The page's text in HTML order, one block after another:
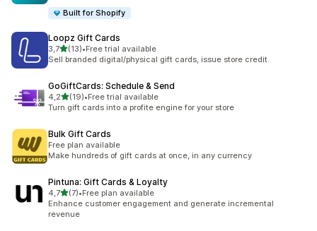
Built for Shopify
Loopz Gift Cards
3,75 yıldız üzerinden
(13)
toplam 13 değerlendirme
•Free trial available
Sell branded digital/physical gift cards, issue store credit.
GoGiftCards: Schedule & Send
4,25 yıldız üzerinden
(19)
toplam 19 değerlendirme
•Free trial available
Turn gift cards into a profite engine for your store
Bulk Gift Cards
Free plan available
Make hundreds of gift cards at once, in any currency
Pintuna: Gift Cards & Loyalty
4,75 yıldız üzerinden
(7)
toplam 7 değerlendirme
•Free plan available
Enhance customer engagement and generate incremental
revenue